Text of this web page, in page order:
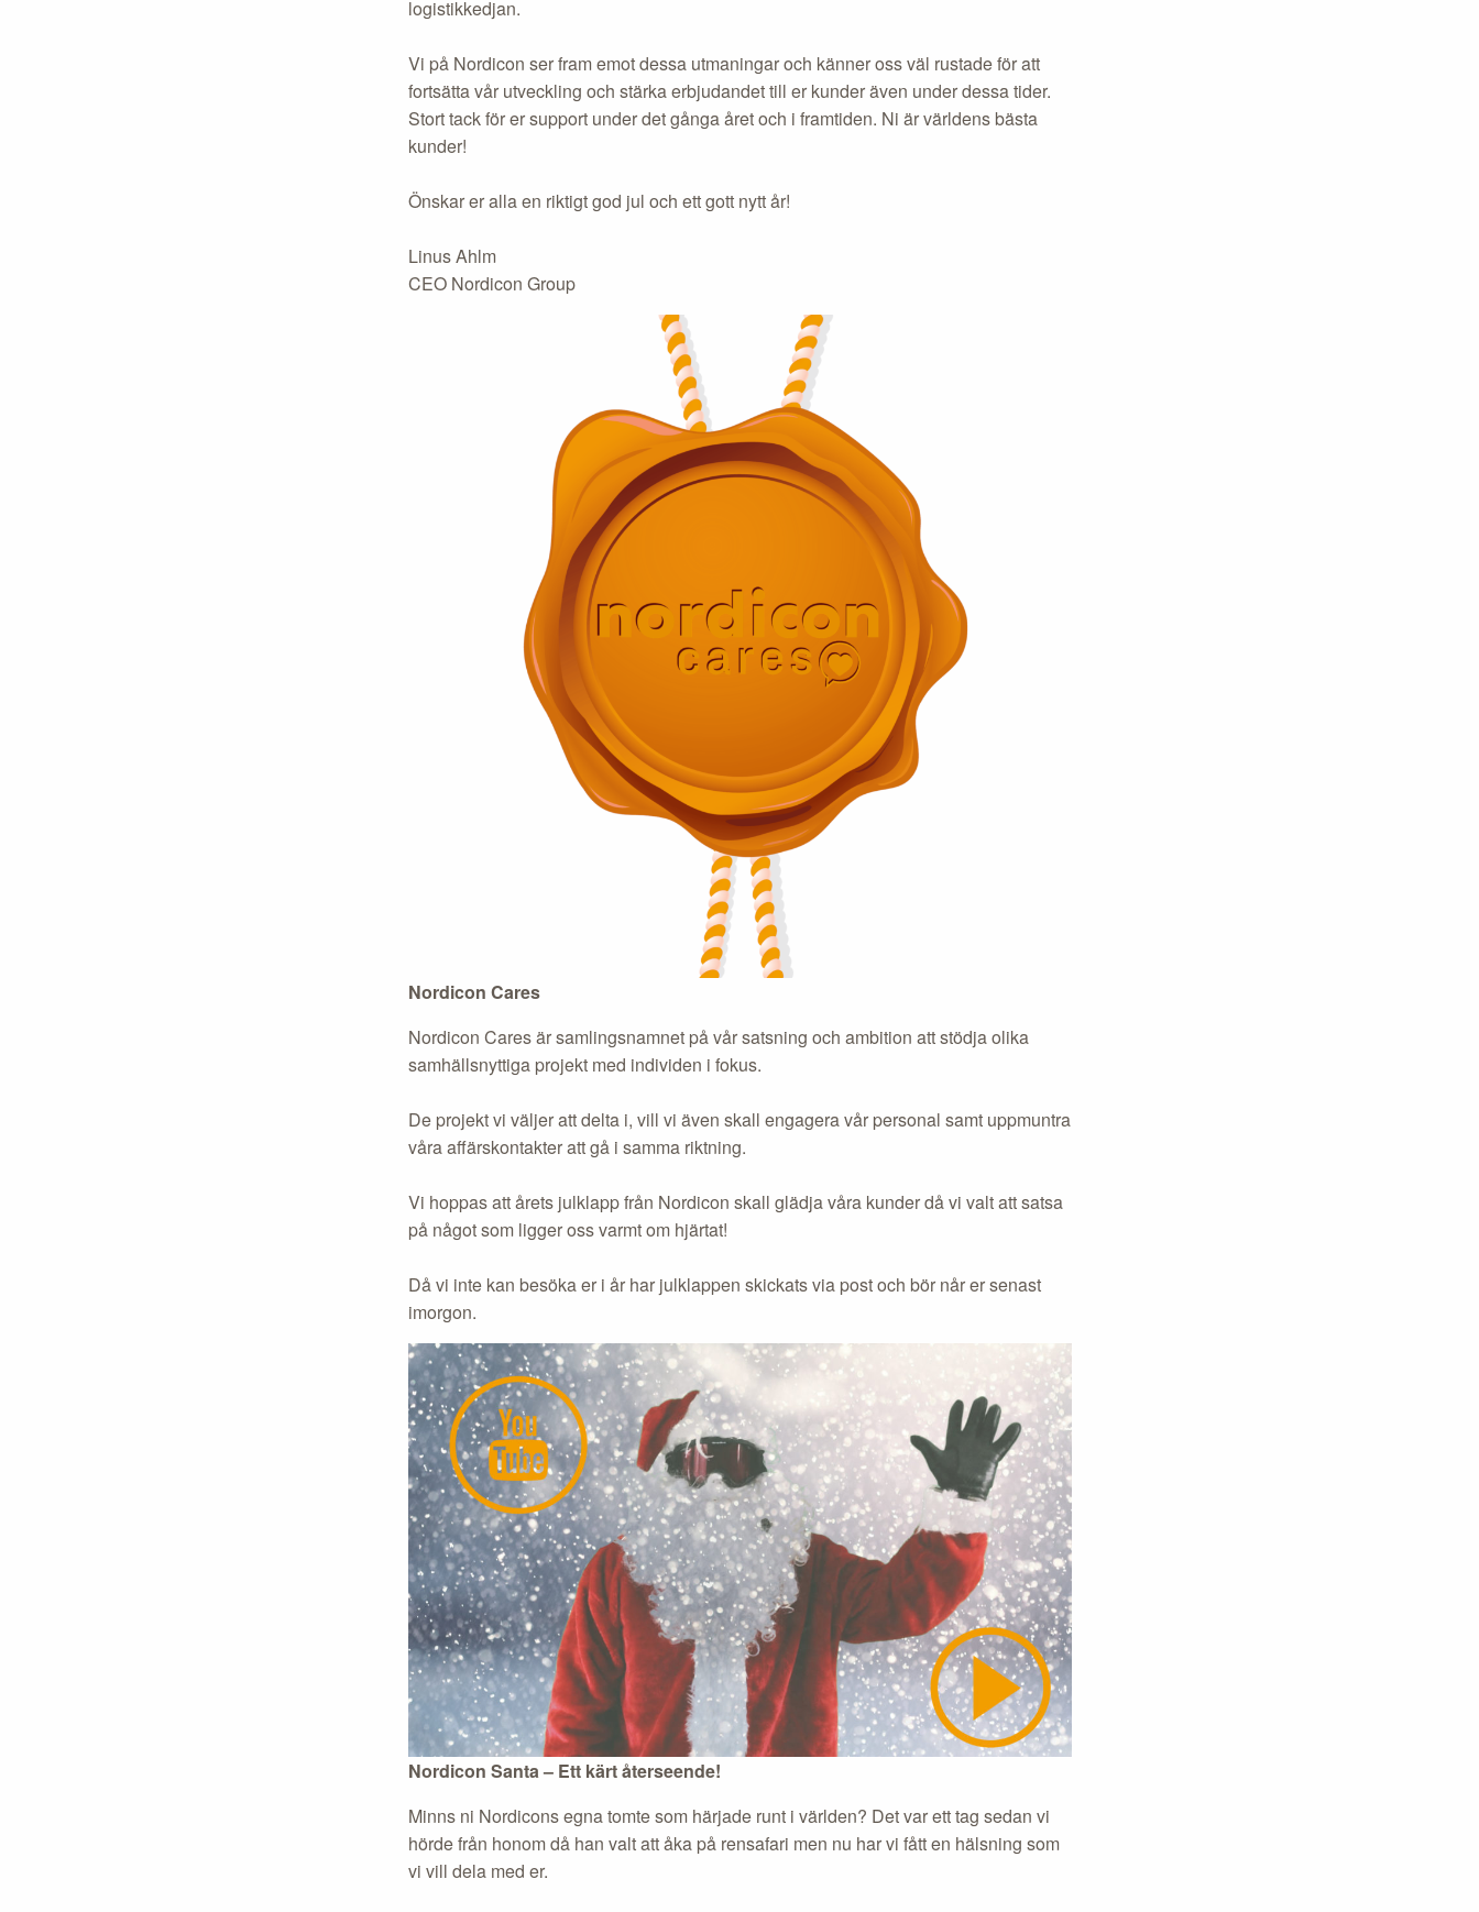
logistikkedjan.
Vi på Nordicon ser fram emot dessa utmaningar och känner oss väl rustade för att
fortsätta vår utveckling och stärka erbjudandet till er kunder även under dessa tider.
Stort tack för er support under det gånga året och i framtiden. Ni är världens bästa
kunder!
Önskar er alla en riktigt god jul och ett gott nytt år!
Linus Ahlm
CEO Nordicon Group
Nordicon Cares
Nordicon Cares är samlingsnamnet på vår satsning och ambition att stödja olika
samhällsnyttiga projekt med individen i fokus.
De projekt vi väljer att delta i, vill vi även skall engagera vår personal samt uppmuntra
våra affärskontakter att gå i samma riktning.
Vi hoppas att årets julklapp från Nordicon skall glädja våra kunder då vi valt att satsa
på något som ligger oss varmt om hjärtat!
Då vi inte kan besöka er i år har julklappen skickats via post och bör når er senast
imorgon.
Nordicon Santa – Ett kärt återseende!
Minns ni Nordicons egna tomte som härjade runt i världen? Det var ett tag sedan vi
hörde från honom då han valt att åka på rensafari men nu har vi fått en hälsning som
vi vill dela med er.